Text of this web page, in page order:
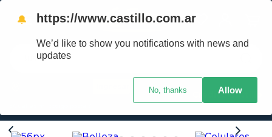
Buscar
Crédito Castillo
🔔 https://www.castillo.com.ar
We’d like to show you notifications with news and
updates
No, thanks Allow
2.
heladera